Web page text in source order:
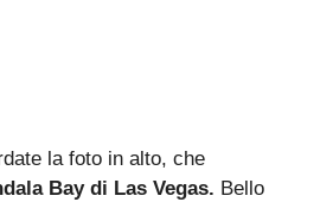
la foto in alto, che
Bay di Las Vegas. Bello